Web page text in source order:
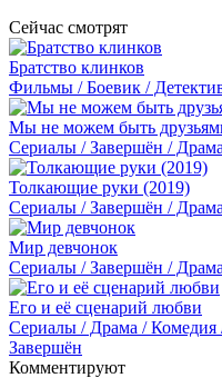
Сейчас смотрят
Братство клинков
Фильмы / Боевик /
Мы не можем быть
Сериалы / Завершён /
Толкающие руки (2019)
Сериалы / Завершён /
Мир девчонок
Сериалы / Завершён /
Его и её сценарий любви
Сериалы / Драма /
Завершён
Комментируют